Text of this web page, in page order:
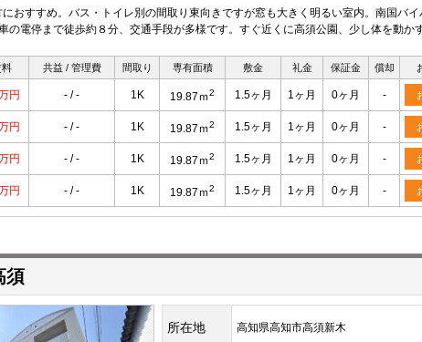
おすすめ。バス・トイレ別の間取り東向きですが窓も大きく明るい室内。南国バ
の電停まで徒歩約８分、交通手段が多様です。すぐ近くに高須公園、少し体を動か
料 共益 / 管理費 間取り 専有面積 敷金 礼金 保証金 償却
円 - / - 1K 19.87ｍ2 1.5ヶ月 1ヶ月 0ヶ月 -
円 - / - 1K 19.87ｍ2 1.5ヶ月 1ヶ月 0ヶ月 -
円 - / - 1K 19.87ｍ2 1.5ヶ月 1ヶ月 0ヶ月 -
円 - / - 1K 19.87ｍ2 1.5ヶ月 1ヶ月 0ヶ月 -
須
所在地 高知県高知市高須新木